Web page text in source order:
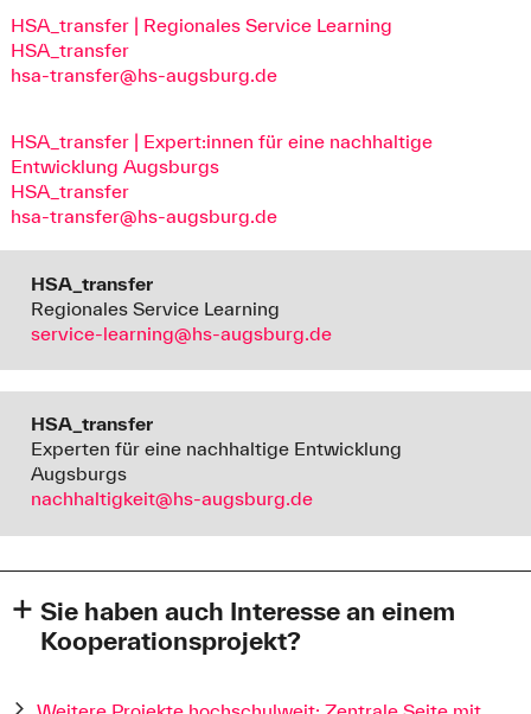
HSA_transfer | Regionales Service Learning
HSA_transfer
hsa-transfer@hs-augsburg.de
HSA_transfer | Expert:innen für eine nachhaltige
Entwicklung Augsburgs
HSA_transfer
hsa-transfer@hs-augsburg.de
HSA_transfer
Regionales Service Learning
service-learning@hs-augsburg.de
HSA_transfer
Experten für eine nachhaltige Entwicklung
Augsburgs
nachhaltigkeit@hs-augsburg.de
Sie haben auch Interesse an einem
Kooperationsprojekt?
aus Augsburg oder der Region Bayerisch-Schwaben? Sie